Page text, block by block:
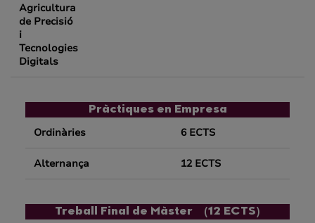
Agricultura
de Precisió
i
Tecnologies
Digitals
Pràctiques en Empresa
Ordinàries 6 ECTS
Alternança 12 ECTS
Treball Final de Màster (12 ECTS)